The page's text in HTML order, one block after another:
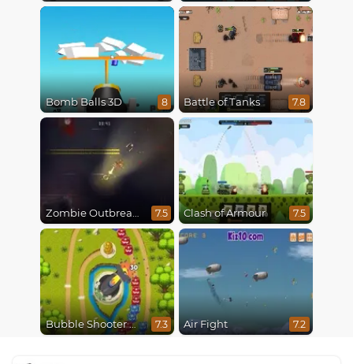
Bomb Balls 3D 8 Battle of Tanks 7.8
Zombie Outbreak Arena 7.5 Clash of Armour 7.5
Bubble Shooter Online 7.3 Air Fight 7.2